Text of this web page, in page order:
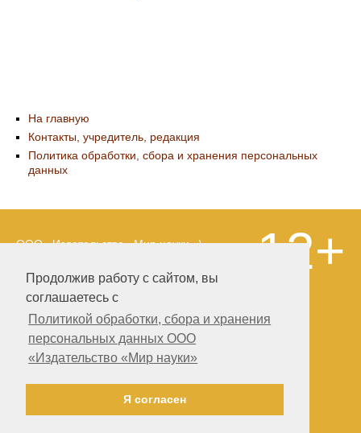
Продолжив работу с сайтом, вы
соглашаетесь с
Политикой обработки, сбора и хранения
персональных данных ООО
«Издательство «Мир науки»
Я согласен
На главную
Контакты, учредитель, редакция
Политика обработки, сбора и хранения персональных
данных
ООО «Издательство «Мир науки» \
LLC Материалы, размещенные на сайте,
охраняются Законом о защите авторских
прав. Публикация любых материалов
этого сайта запрещена без
предварительного согласования с
издательством. Авторские права на
размещенные на сайте научные
Александр Павлов, pavlov@mir-nauki.com
12+